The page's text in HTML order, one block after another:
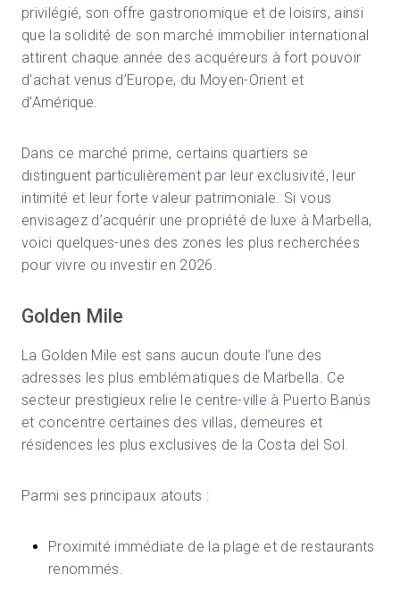
privilégié, son offre gastronomique et de loisirs, ainsi
que la solidité de son marché immobilier international
attirent chaque année des acquéreurs à fort pouvoir
d’achat venus d’Europe, du Moyen-Orient et
d’Amérique.
Dans ce marché prime, certains quartiers se
distinguent particulièrement par leur exclusivité, leur
intimité et leur forte valeur patrimoniale. Si vous
envisagez d’acquérir une propriété de luxe à Marbella,
voici quelques-unes des zones les plus recherchées
pour vivre ou investir en 2026.
Golden Mile
La Golden Mile est sans aucun doute l’une des
adresses les plus emblématiques de Marbella. Ce
secteur prestigieux relie le centre-ville à Puerto Banús
et concentre certaines des villas, demeures et
résidences les plus exclusives de la Costa del Sol.
Parmi ses principaux atouts :
Proximité immédiate de la plage et de restaurants
renommés.